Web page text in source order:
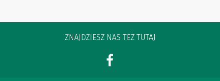
ZNAJDZIESZ NAS TEŻ TUTAJ